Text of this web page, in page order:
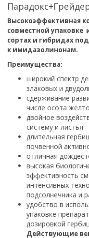
Высокоэффективная
совместной
сортах и гибридах
к имидазолинонам.
Преимущества:
широкий спектр
злаковых и
сдерживание
числе осота
двойное
систему и листья
длительная
почвенной
отличная
высокая
эффективность
интенсивных
подсолнечника и
удобство в
упаковке
дозировкой
Действующие